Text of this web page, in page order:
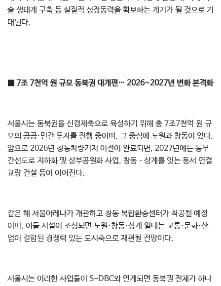
술 생태계 구축 등 실질적 성장동력을 확보하는 계기가 될 것으로 기
대된다.
■ 7조 7천억 원 규모 동북권 대개편… 2026~2027년 변화 본격화
서울시는 동북권을 신경제축으로 육성하기 위해 총 7조7천억 원 규
모의 공공·민간 투자를 진행 중이며, 그 중심에 노원과 창동이 있다.
앞으로 2026년 창동차량기지 이전이 완료되면, 2027년에는 동부
간선도로 지하화 및 상부공원화 사업, 창동–상계를 잇는 동서 연결
교량 건설 등이 이어진다.
같은 해 서울아레나가 개관하고 창동 복합환승센터가 착공될 예정
이며, 이들 시설이 조성되면 노원·창동·상계 일대는 교통·문화·산
업이 결합된 경쟁력 있는 도시축으로 재편될 전망이다.
서울시는 이러한 사업들이 S-DBC와 연계되면 동북권 전체가 하나